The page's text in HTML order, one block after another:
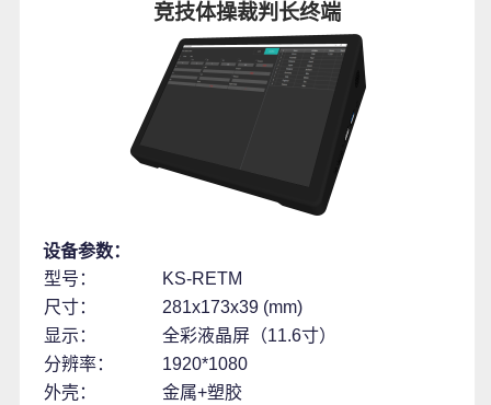
竞技体操裁判长终端
设备参数：
型号：
KS-RETM
尺寸：
281x173x39 (mm)
显示：
全彩液晶屏（11.6寸）
分辨率：
1920*1080
外壳：
金属+塑胶